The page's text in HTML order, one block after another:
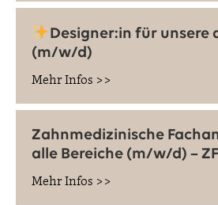
Designer:in für unsere
(m/w/d)
Mehr Infos >>
Zahnmedizinische
alle Bereiche (m/w/d) –
Mehr Infos >>